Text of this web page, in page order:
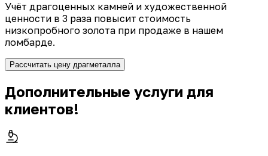
Учёт драгоценных камней и художественной
ценности в 3 раза повысит стоимость
низкопробного золота при продаже в нашем
ломбарде.
Рассчитать цену драгметалла
Дополнительные услуги для
клиентов!